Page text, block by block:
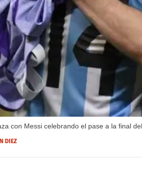
con Messi celebrando el pase a la final
DIEZ